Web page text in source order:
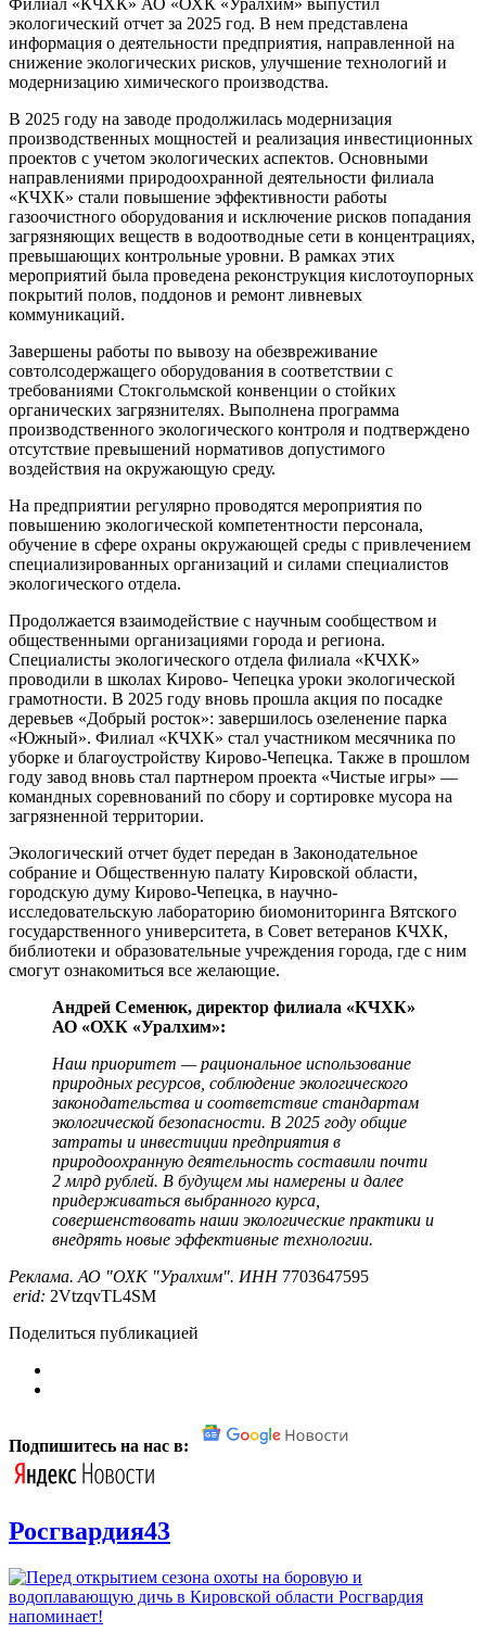
экологический отчет за 2025 год. В нем представлена
информация о деятельности предприятия, направленной на
снижение экологических рисков, улучшение технологий и
модернизацию химического производства.
В 2025 году на заводе продолжилась модернизация
производственных мощностей и реализация инвестиционных
проектов с учетом экологических аспектов. Основными
направлениями природоохранной деятельности филиала
«КЧХК» стали повышение эффективности работы
газоочистного оборудования и исключение рисков попадания
загрязняющих веществ в водоотводные сети в концентрациях,
превышающих контрольные уровни. В рамках этих
мероприятий была проведена реконструкция кислотоупорных
покрытий полов, поддонов и ремонт ливневых
коммуникаций.
Завершены работы по вывозу на обезвреживание
совтолсодержащего оборудования в соответствии с
требованиями Стокгольмской конвенции о стойких
органических загрязнителях. Выполнена программа
производственного экологического контроля и подтверждено
отсутствие превышений нормативов допустимого
воздействия на окружающую среду.
На предприятии регулярно проводятся мероприятия по
повышению экологической компетентности персонала,
обучение в сфере охраны окружающей среды с привлечением
специализированных организаций и силами специалистов
экологического отдела.
Продолжается взаимодействие с научным сообществом и
общественными организациями города и региона.
Специалисты экологического отдела филиала «КЧХК»
проводили в школах Кирово- Чепецка уроки экологической
грамотности. В 2025 году вновь прошла акция по посадке
деревьев «Добрый росток»: завершилось озеленение парка
«Южный». Филиал «КЧХК» стал участником месячника по
уборке и благоустройству Кирово-Чепецка. Также в прошлом
году завод вновь стал партнером проекта «Чистые игры» —
командных соревнований по сбору и сортировке мусора на
загрязненной территории.
Экологический отчет будет передан в Законодательное
собрание и Общественную палату Кировской области,
городскую думу Кирово-Чепецка, в научно-
исследовательскую лабораторию биомониторинга Вятского
государственного университета, в Совет ветеранов КЧХК,
библиотеки и образовательные учреждения города, где с ним
смогут ознакомиться все желающие.
Андрей Семенюк, директор филиала «КЧХК»
АО «ОХК «Уралхим»:
Наш приоритет — рациональное использование
природных ресурсов, соблюдение экологического
законодательства и соответствие стандартам
экологической безопасности. В 2025 году общие
затраты и инвестиции предприятия в
природоохранную деятельность составили почти
2 млрд рублей. В будущем мы намерены и далее
придерживаться выбранного курса,
совершенствовать наши экологические практики и
внедрять новые эффективные технологии.
Реклама. АО "ОХК "Уралхим". ИНН 7703647595
erid: 2VtzqvTL4SM
Поделиться публикацией
Подпишитесь на нас в:
Росгвардия43